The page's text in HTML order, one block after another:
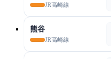
JR高崎線
熊谷
JR高崎線